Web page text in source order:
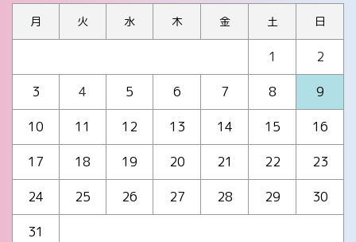
月
火 水 木 金 土 日
1
2
3
4 5 6 7 8
9
10
11 12 13 14 15
16
17
18 19 20 21 22
23
24
25 26 27 28 29
30
31